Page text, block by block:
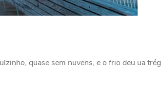
quase sem nuvens, e o frio deu ua